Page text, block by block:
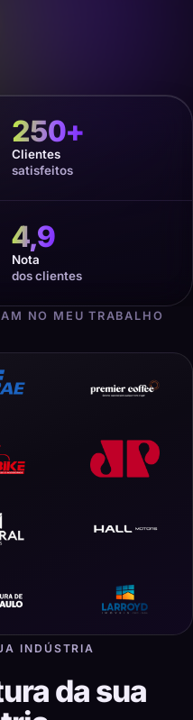
250+
Clientes
satisfeitos
4,9
Nota
dos clientes
NO MEU TRABALHO
INDÚSTRIA
da sua